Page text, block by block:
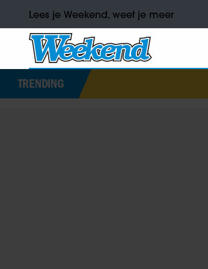
Lees je Weekend, weet je meer
TRENDING